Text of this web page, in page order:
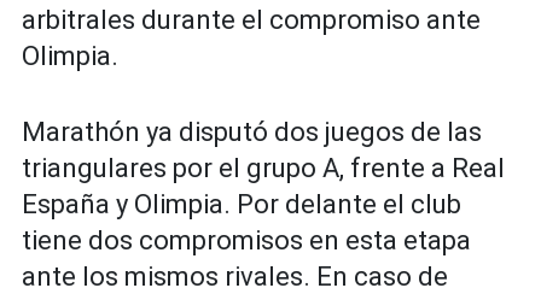
arbitrales durante el compromiso ante
Olimpia.
Marathón ya disputó dos juegos de las
triangulares por el grupo A, frente a Real
España y Olimpia. Por delante el club
tiene dos compromisos en esta etapa
ante los mismos rivales. En caso de